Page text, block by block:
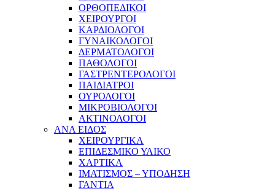
ΟΡΘΟΠΕΔΙΚΟΙ
ΧΕΙΡΟΥΡΓΟΙ
ΚΑΡΔΙΟΛΟΓΟΙ
ΓΥΝΑΙΚΟΛΟΓΟΙ
ΔΕΡΜΑΤΟΛΟΓΟΙ
ΠΑΘΟΛΟΓΟΙ
ΓΑΣΤΡΕΝΤΕΡΟΛΟΓΟΙ
ΠΑΙΔΙΑΤΡΟΙ
ΟΥΡΟΛΟΓΟΙ
ΜΙΚΡΟΒΙΟΛΟΓΟΙ
ΑΚΤΙΝΟΛΟΓΟΙ
ΑΝΑ ΕΙΔΟΣ
ΧΕΙΡΟΥΡΓΙΚΑ
ΕΠΙΔΕΣΜΙΚΟ ΥΛΙΚΟ
ΧΑΡΤΙΚΑ
ΙΜΑΤΙΣΜΟΣ – ΥΠΟΔΗΣΗ
ΓΑΝΤΙΑ